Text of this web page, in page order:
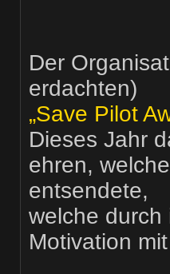
Der
erdachten)
„Save Pilot
Dieses Jahr
ehren,
entsendete,
welche durch
Motivation